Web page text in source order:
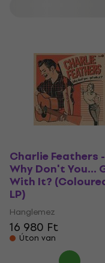
Charlie Feathers -
Why Don't You...
With It?
LP)
Hanglemez
16 980 Ft
Úton van